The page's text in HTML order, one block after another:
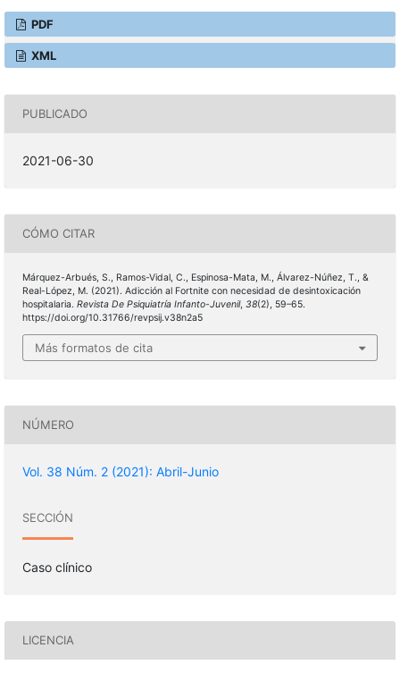
PDF
XML
PUBLICADO
2021-06-30
CÓMO CITAR
Márquez-Arbués, S., Ramos-Vidal, C., Espinosa-Mata, M., Álvarez-Núñez, T., &
Real-López, M. (2021). Adicción al Fortnite con necesidad de desintoxicación
hospitalaria. Revista De Psiquiatría Infanto-Juvenil, 38(2), 59–65.
https://doi.org/10.31766/revpsij.v38n2a5
Más formatos de cita
NÚMERO
Vol. 38 Núm. 2 (2021): Abril-Junio
SECCIÓN
Caso clínico
LICENCIA